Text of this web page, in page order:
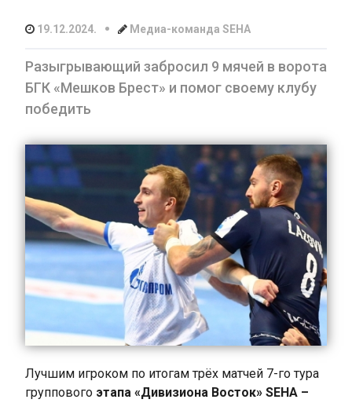
19.12.2024. • Медиа-команда SEHA
Разыгрывающий забросил 9 мячей в ворота
БГК «Мешков Брест» и помог своему клубу
победить
Лучшим игроком по итогам трёх матчей 7-го тура
группового этапа «Дивизиона Восток» SEHA –